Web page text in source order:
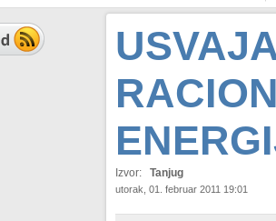
Izvor: Tanjug
utorak, 01. februar 2011 19:01